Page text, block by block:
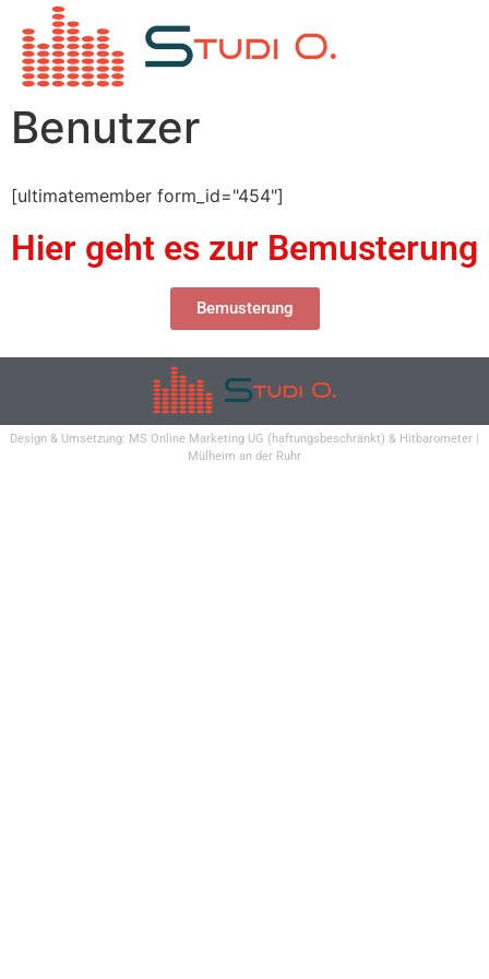
Benutzer
[ultimatemember form_id="454"]
Hier geht es zur Bemusterung
Bemusterung
Design & Umsetzung: MS Online Marketing UG (haftungsbeschränkt) & Hitbarometer |
Mülheim an der Ruhr